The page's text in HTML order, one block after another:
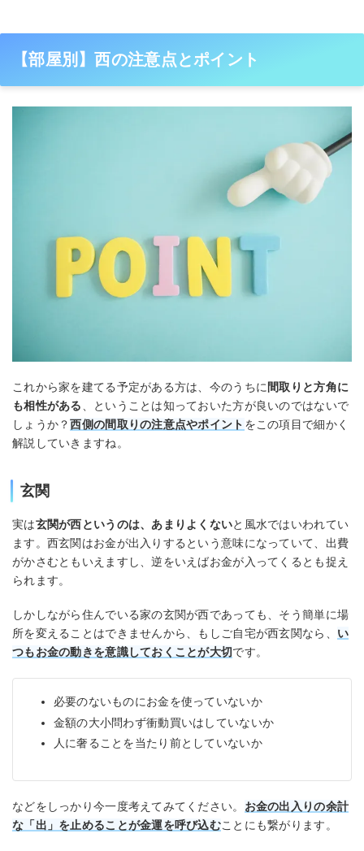
【部屋別】西の注意点とポイント
これから家を建てる予定がある方は、今のうちに 間取りと方角に
も相性がある
、ということは知っておいた方が良いのではないで
しょうか？西側の間取りの注意点やポイント をこの項目で細かく
解説していきますね。
玄関
実は玄関が西というのは、あまりよくないと風水ではいわれてい
ます。西玄関はお金が出入りするという意味になっていて、出費
がかさむともいえますし、逆をいえばお金が入ってくるとも捉え
られます。
しかしながら住んでいる家の玄関が西であっても、そう簡単に場
所を変えることはできませんから、もしご自宅が西玄関なら、 い
つもお金の動きを意識しておくことが大切です。
必要のないものにお金を使っていないか
金額の大小問わず衝動買いはしていないか
人に奢ることを当たり前としていないか
などをしっかり今一度考えてみてください。 お金の出入りの余計
な「出」を止めることが金運を呼び込むことにも繋がります。